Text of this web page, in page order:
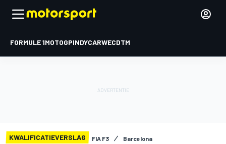
FORMULE 1MOTOGPINDYCARWECDTM
KWALIFICATIEVERSLAG FIA F3 Barcelona